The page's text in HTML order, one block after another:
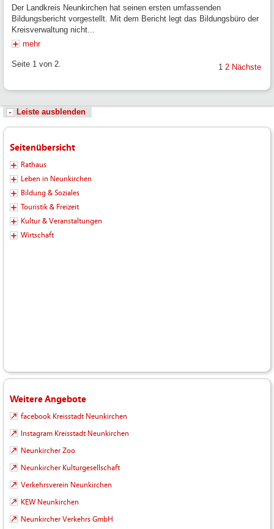
Der Landkreis Neunkirchen hat seinen ersten umfassenden
Bildungsbericht vorgestellt. Mit dem Bericht legt das Bildungsbüro der
Kreisverwaltung nicht...
mehr
Seite 1 von 2. 1 2 Nächste
Leiste ausblenden
Seitenübersicht
Rathaus
Leben in Neunkirchen
Bildung & Soziales
Touristik & Freizeit
Kultur & Veranstaltungen
Wirtschaft
Weitere Angebote
facebook Kreisstadt Neunkirchen
Instagram Kreisstadt Neunkirchen
Neunkircher Zoo
Neunkircher Kulturgesellschaft
Verkehrsverein Neunkirchen
KEW Neunkirchen
Neunkircher Verkehrs GmbH